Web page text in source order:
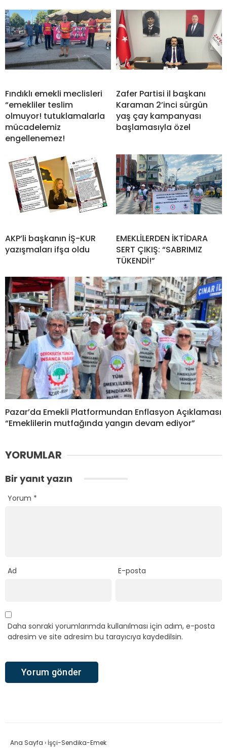
Fındıklı emekli meclisleri
“emekliler teslim
olmuyor! tutuklamalarla
mücadelemiz
engellenemez!
Zafer Partisi il başkanı
Karaman 2’inci sürgün
yaş çay kampanyası
başlamasıyla özel
AKP’li başkanın İŞ-KUR
yazışmaları ifşa oldu
EMEKLİLERDEN İKTİDARA
SERT ÇIKIŞ: “SABRIMIZ
TÜKENDİ!”
Pazar’da Emekli Platformundan Enflasyon Açıklaması
“Emeklilerin mutfağında yangın devam ediyor”
YORUMLAR
Bir yanıt yazın
Yorum *
Ad E-posta
Daha sonraki yorumlarımda kullanılması için adım, e-posta
adresim ve site adresim bu tarayıcıya kaydedilsin.
Ana Sayfa › İşçi-Sendika-Emek